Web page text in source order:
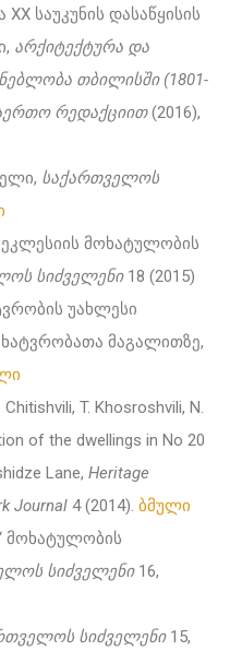
საუკუნის დასაწყისის
არქიტექტურა და
თბილისში (1801-
რედაქციით(2016),
საქართველოს
მოხატულობის
სიძველენი 18 (2015)
უახლესი
მაგალითზე,
T. Khosroshvili, N.
of the dwellings in No 20
Lane, Heritage
Journal 4 (2014). ბმული
მოხატულობის
სიძველენი 16,
სიძველენი 15,